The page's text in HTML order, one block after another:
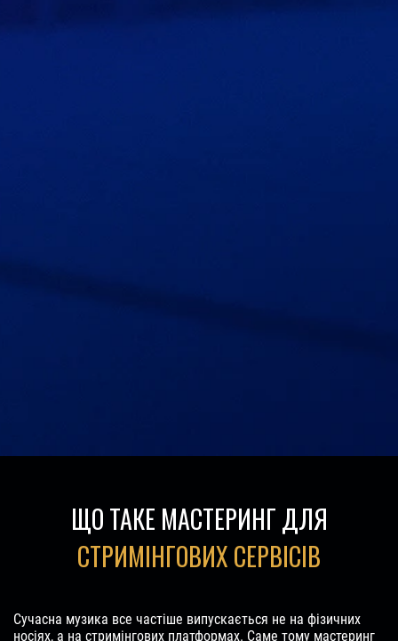
ЩО ТАКЕ МАСТЕРИНГ ДЛЯ
СТРИМІНГОВИХ СЕРВІСІВ
Сучасна музика все частіше випускається не на фізичних
носіях, а на стримінгових платформах. Саме тому мастеринг